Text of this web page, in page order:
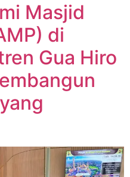
Masjid
di
Gua Hiro